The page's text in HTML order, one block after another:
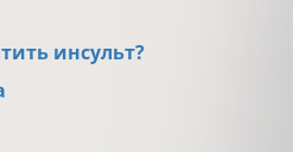
инсульт?